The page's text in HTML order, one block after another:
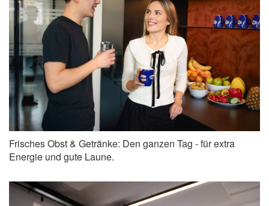
Frisches Obst & Getränke: Den ganzen Tag - für extra
Energie und gute Laune.